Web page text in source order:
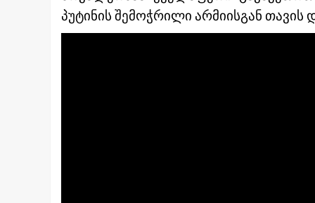
პუტინის შემოჭრილი არმიისგან თავის